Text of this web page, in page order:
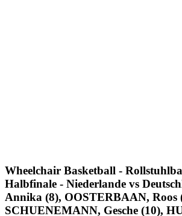
Wheelchair Basketball -
Halbfinale - Niederlande vs
Annika (8), OOSTERBAAN, Roos
SCHUENEMANN, Gesche (10),